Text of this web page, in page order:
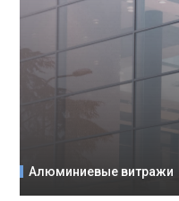
Алюминиевые витражи